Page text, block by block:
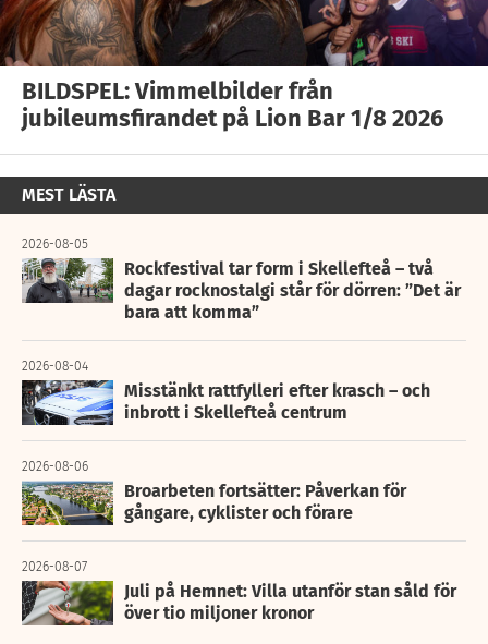
BILDSPEL: Vimmelbilder från
jubileumsfirandet på Lion Bar 1/8 2026
MEST LÄSTA
2026-08-05
Rockfestival tar form i Skellefteå – två
dagar rocknostalgi står för dörren: ”Det är
bara att komma”
2026-08-04
Misstänkt rattfylleri efter krasch – och
inbrott i Skellefteå centrum
2026-08-06
Broarbeten fortsätter: Påverkan för
gångare, cyklister och förare
2026-08-07
Juli på Hemnet: Villa utanför stan såld för
över tio miljoner kronor